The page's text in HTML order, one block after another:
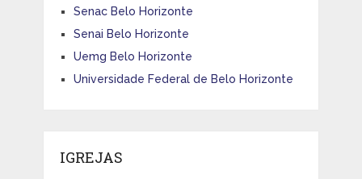
Senac Belo Horizonte
Senai Belo Horizonte
Uemg Belo Horizonte
Universidade Federal de Belo Horizonte
IGREJAS